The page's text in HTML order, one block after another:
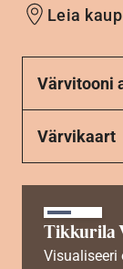
Leia
Värvitooni
Värvikaart
Tikkurila
Visualiseeri